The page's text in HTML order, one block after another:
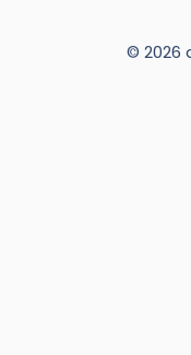
© 2026